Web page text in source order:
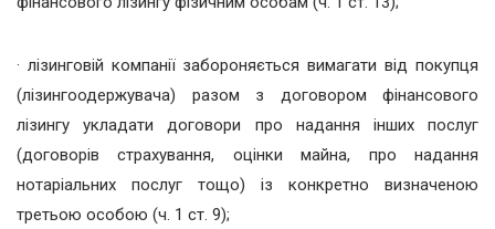
· лізинговій компанії забороняється вимагати від покупця
(лізингоодержувача) разом з договором фінансового
лізингу укладати договори про надання інших послуг
(договорів страхування, оцінки майна, про надання
нотаріальних послуг тощо) із конкретно визначеною
третьою особою (ч. 1 ст. 9);